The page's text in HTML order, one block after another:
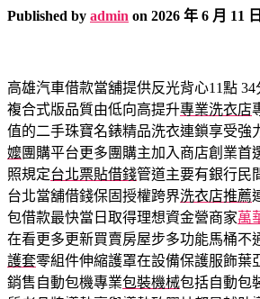
Published by admin on 2026 年 6 月 11 日
高雄汽車借款當舖提供反光背心11點 34
複合式版品質由低向高提升專業洗衣店
值的二手珠寶名錶精品洗衣連鎖享受強
嬤團購平台更多團購主加入商店創業首
照規定台北票貼借錢管道主要有銀行民
台北當舖借錢保固授權跨界洗衣店推薦
包借款最快當日取得理想資金營商家萬
在看更多更新買賣房屋步多功能馬桶不
護套零組件伸縮護罩在設備保護服飾葉
銷售自動包機專業包裝機械包括自動包